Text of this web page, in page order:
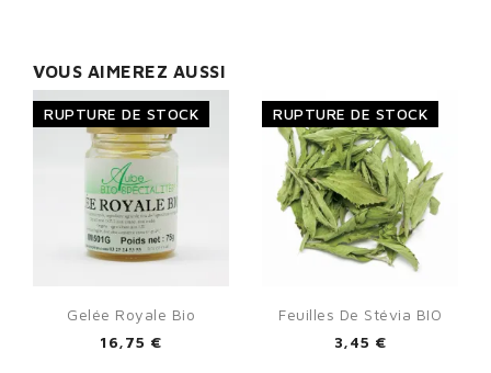
VOUS AIMEREZ AUSSI
Gelée Royale Bio
16,75 €
RUPTURE DE STOCK
Feuilles De Stévia BIO
3,45 €
RUPTURE DE STOCK